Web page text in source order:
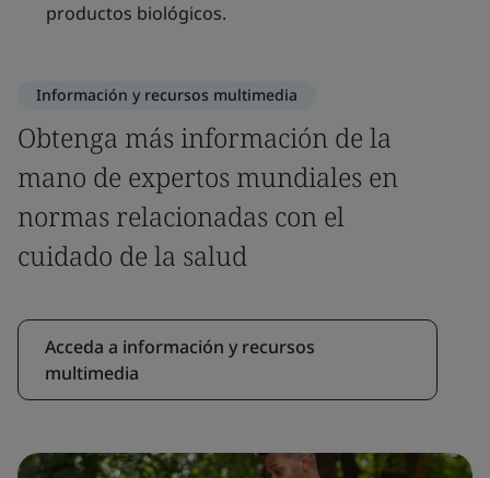
productos biológicos.
Información y recursos multimedia
Obtenga más información de la
mano de expertos mundiales en
normas relacionadas con el
cuidado de la salud
Acceda a información y recursos
multimedia